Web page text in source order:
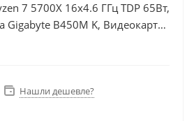
7 5700X 16x4.6 ГГц TDP 65Вт,
Gigabyte B450M K, Видеокарта
DDR4 64Gb, Диски
Нашли дешевле?